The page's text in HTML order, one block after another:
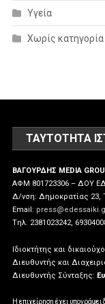
Υγεία
Χωρίς κατηγορία
ΤΑΥΤΌΤΗΤΑ
ΒΑΓΟΥΡΔΗΣ MEDIA
ΑΦΜ 801723306 – ΔΟΥ
Δ/νση: Δημοκρατίας 23,
Email:
Tηλ. 2381023242,
Ιδιοκτήτης και
Διευθυντής και
Διευθυντής Σύνταξης:
Η επιχείρηση έχει